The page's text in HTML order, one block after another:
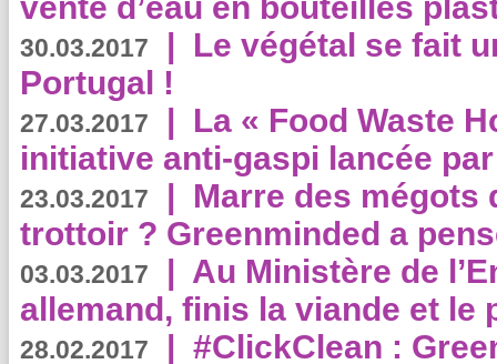
30.03.2017 | Le végétal se fait
Portugal !
27.03.2017 | La « Food Waste
initiative anti-gaspi lancée
23.03.2017 | Marre des mégots
trottoir ? Greenminded a
03.03.2017 | Au Ministère de
allemand, finis la viande et le
28.02.2017 | #ClickClean :